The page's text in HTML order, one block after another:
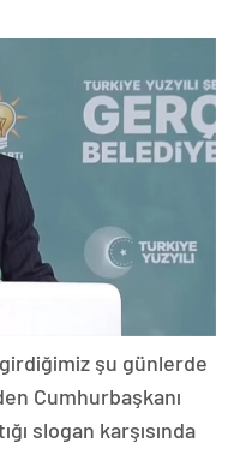
şu günlerde
Cumhurbaşkanı
slogan karşısında